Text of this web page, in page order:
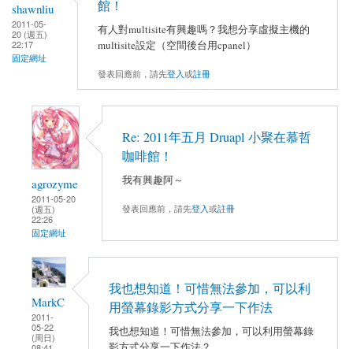
shawnliu
2011-05-
20 (週五)
22:17
固定網址
館！
有人對multisite有興趣嗎？我想分享虛擬主機的
multisite設定（空間後台用cpanel）
發表回應前，請先登入或註冊
agrozyme
2011-05-20
(週五)
22:26
固定網址
Re: 2011年五月 Druapl 小聚在慕哲
咖啡館！
我有興趣阿～
發表回應前，請先登入或註冊
MarkC
2011-
05-22
(周日)
我也想知道！可惜無法參加，可以利
用螢幕錄影方式分享一下作法
我也想知道！可惜無法參加，可以利用螢幕錄